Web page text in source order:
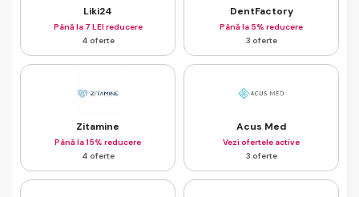
Liki24
Până la 7 LEI reducere
4 oferte
DentFactory
Până la 5% reducere
3 oferte
Zitamine
Până la 15% reducere
4 oferte
Acus Med
Vezi ofertele active
3 oferte